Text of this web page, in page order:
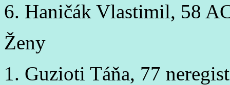
6. Haničák Vlastimil, 58
Ženy
1. Guzioti Táňa, 77